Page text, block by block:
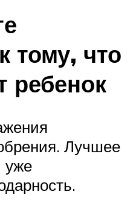
тому, что
ребенок
Лучшее
уже